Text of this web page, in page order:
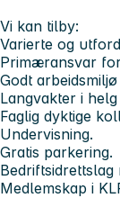
Vi kan tilby:
Varierte og
Primæransvar
Godt
Langvakter i
Faglig dyktige
Undervisning.
Gratis parkering.
Bedriftsidrettslag
Medlemskap i